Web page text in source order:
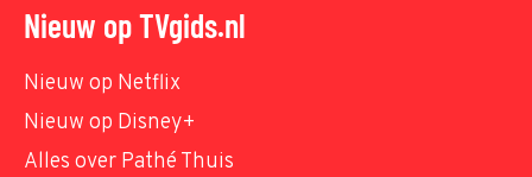
Nieuw op TVgids.nl
Nieuw op Netflix
Nieuw op Disney+
Alles over Pathé Thuis